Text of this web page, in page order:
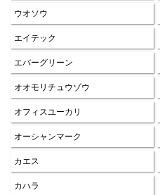
ウオソウ
エイテック
エバーグリーン
オオモリチュウゾウ
オフィスユーカリ
オーシャンマーク
カエス
カハラ